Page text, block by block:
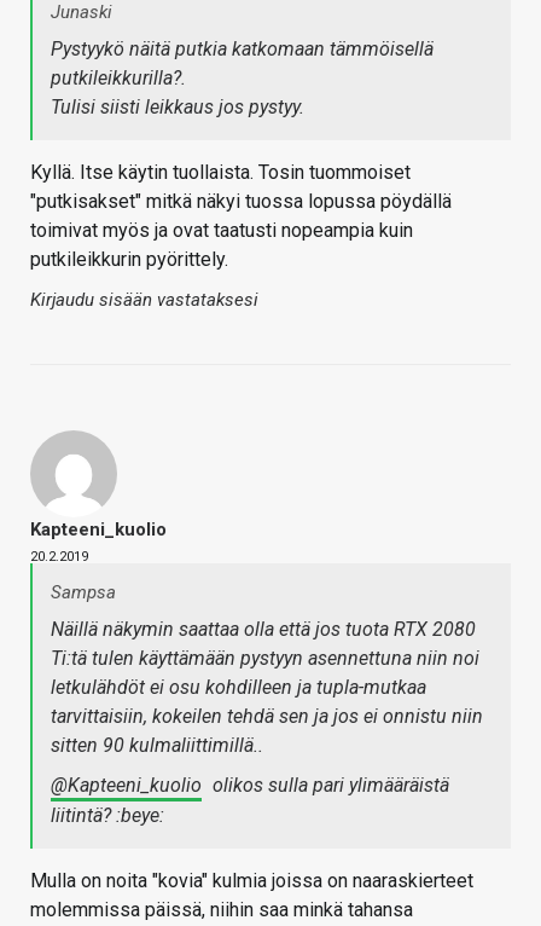
Junaski
Pystyykö näitä putkia katkomaan tämmöisellä
putkileikkurilla?.
Tulisi siisti leikkaus jos pystyy.
Kyllä. Itse käytin tuollaista. Tosin tuommoiset
"putkisakset" mitkä näkyi tuossa lopussa pöydällä
toimivat myös ja ovat taatusti nopeampia kuin
putkileikkurin pyörittely.
Kirjaudu sisään vastataksesi
Kapteeni_kuolio
20.2.2019
Sampsa
Näillä näkymin saattaa olla että jos tuota RTX 2080
Ti:tä tulen käyttämään pystyyn asennettuna niin noi
letkulähdöt ei osu kohdilleen ja tupla-mutkaa
tarvittaisiin, kokeilen tehdä sen ja jos ei onnistu niin
sitten 90 kulmaliittimillä..
@Kapteeni_kuolio olikos sulla pari ylimääräistä
liitintä? :beye:
Mulla on noita "kovia" kulmia joissa on naaraskierteet
molemmissa päissä, niihin saa minkä tahansa